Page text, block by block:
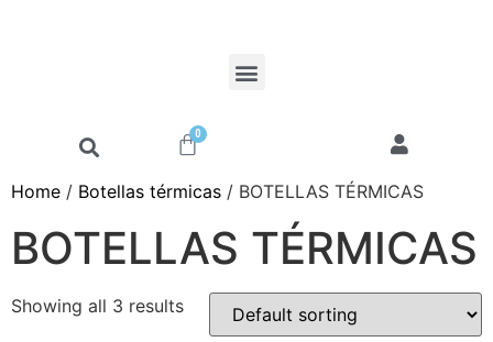
0
Home / Botellas térmicas / BOTELLAS TÉRMICAS
BOTELLAS TÉRMICAS
Showing all 3 results